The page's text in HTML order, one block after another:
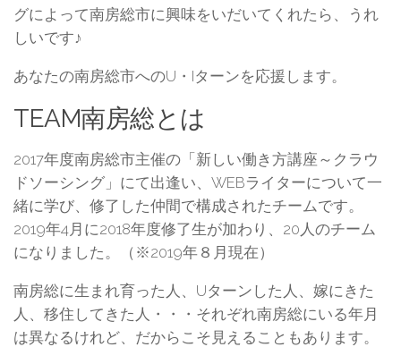
グによって南房総市に興味をいだいてくれたら、うれ
しいです♪
あなたの南房総市へのU・Iターンを応援します。
TEAM南房総とは
2017年度南房総市主催の「新しい働き方講座～クラウ
ドソーシング」にて出逢い、WEBライターについて一
緒に学び、修了した仲間で構成されたチームです。
2019年4月に2018年度修了生が加わり、20人のチーム
になりました。（※2019年８月現在）
南房総に生まれ育った人、Uターンした人、嫁にきた
人、移住してきた人・・・それぞれ南房総にいる年月
は異なるけれど、だからこそ見えることもあります。